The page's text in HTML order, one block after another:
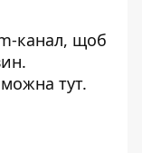
канал, щоб
можна тут.